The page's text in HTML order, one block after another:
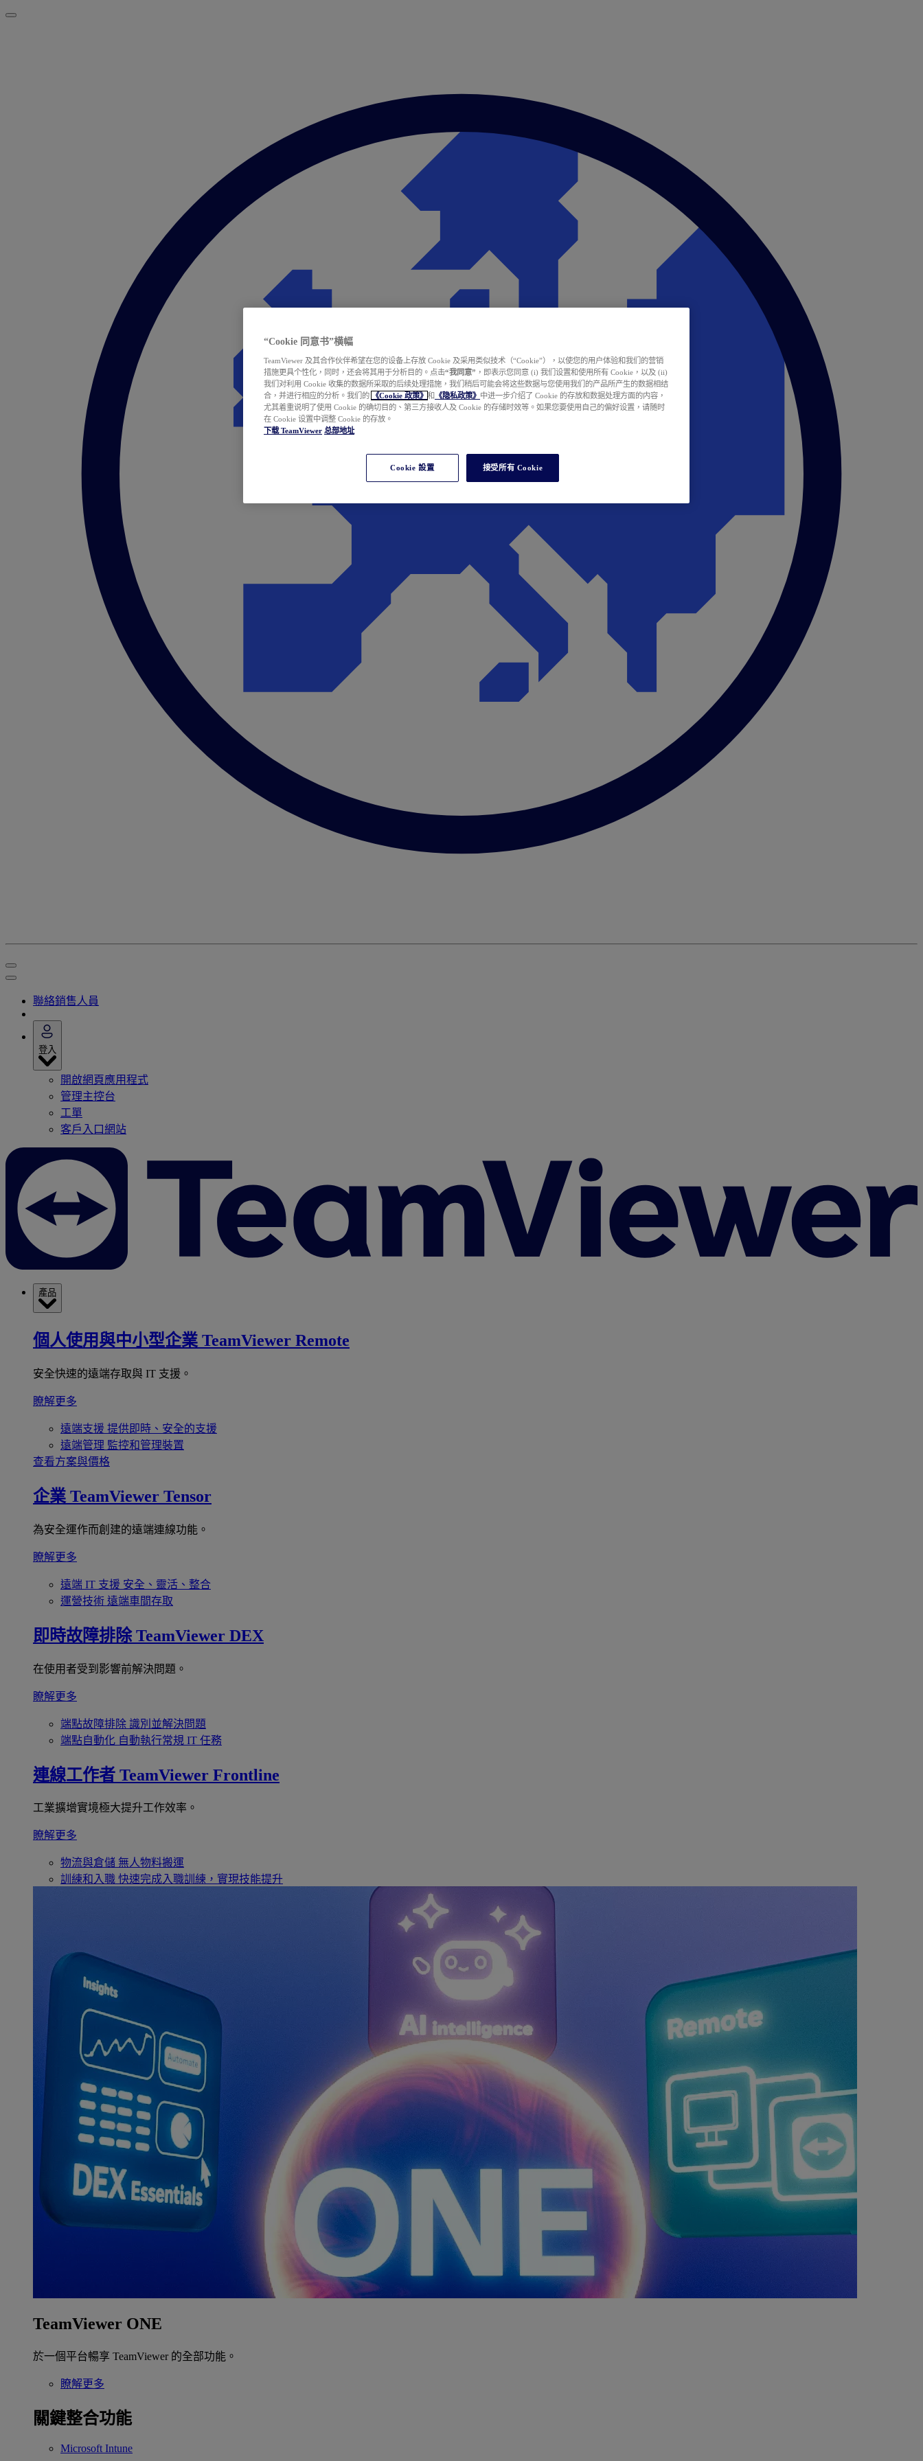
聯絡銷售人員
登入
開啟網頁應用程式
管理主控台
工單
客戶入口網站
產品
個人使用與中小型企業 TeamViewer Remote
安全快速的遠端存取與 IT 支援。
瞭解更多
遠端支援 提供即時、安全的支援
遠端管理 監控和管理裝置
查看方案與價格
企業 TeamViewer Tensor
為安全運作而創建的遠端連線功能。
瞭解更多
遠端 IT 支援 安全、靈活、整合
運營技術 遠端車間存取
即時故障排除 TeamViewer DEX
在使用者受到影響前解決問題。
瞭解更多
端點故障排除 識別並解決問題
端點自動化 自動執行常規 IT 任務
連線工作者 TeamViewer Frontline
工業擴增實境極大提升工作效率。
瞭解更多
物流與倉儲 無人物料搬運
訓練和入職 快速完成入職訓練，實現技能提升
TeamViewer ONE
於一個平台暢享 TeamViewer 的全部功能。
瞭解更多
關鍵整合功能
Microsoft Intune
“Cookie 同意书”横幅
TeamViewer 及其合作伙伴希望在您的设备上存放 Cookie 及采用类似技术（“Cookie”），以使您的用户体验和我们的营销
措施更具个性化，同时，还会将其用于分析目的。点击“我同意” ，即表示您同意 (i) 我们设置和使用所有 Cookie，以及 (ii)
我们对利用 Cookie 收集的数据所采取的后续处理措施，我们稍后可能会将这些数据与您使用我们的产品所产生的数据相结
合，并进行相应的分析。我们的
《Cookie 政策》 和 《隐私政策》 中进一步介绍了 Cookie 的存放和数据处理方面的内容，
尤其着重说明了使用 Cookie 的确切目的、第三方接收人及 Cookie 的存储时效等。如果您要使用自己的偏好设置，请随时
在 Cookie 设置中调整 Cookie 的存放。
下载 TeamViewer 总部地址
Cookie 設置 接受所有 Cookie